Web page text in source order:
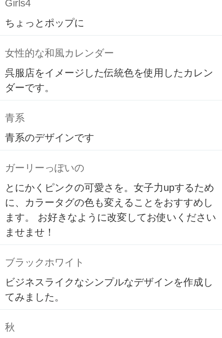
Girls4
ちょっとポップに
女性的な和風カレンダー
呉服店をイメージした伝統色を使用したカレン
ダーです。
青系
青系のデザインです
ガーリーっぽいの
とにかくピンクの可愛さを。女子力upするため
に、カラータグの色も変えることをおすすめし
ます。 お好きなように改変してお使いください
ませませ！
ブラックホワイト
ビジネスライクなシンプルなデザインを作成し
てみました。
秋